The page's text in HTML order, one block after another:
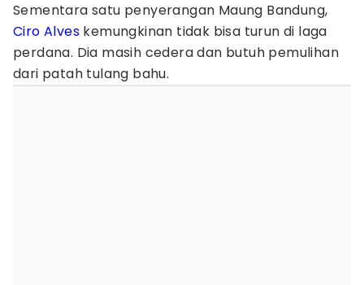
Sementara satu penyerangan Maung Bandung,
Ciro Alves kemungkinan tidak bisa turun di laga
perdana. Dia masih cedera dan butuh pemulihan
dari patah tulang bahu.